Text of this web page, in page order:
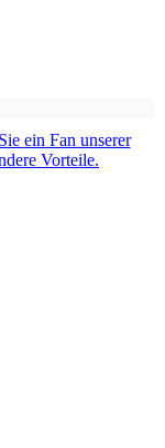
ein Fan unserer
Vorteile.